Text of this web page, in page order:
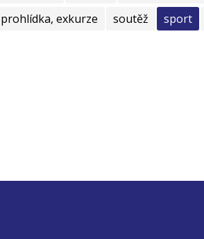
prohlídka, exkurze
soutěž sport